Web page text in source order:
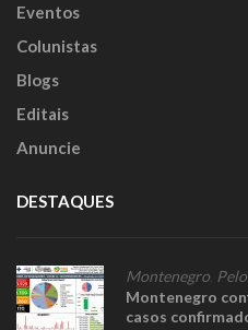
Eventos
Colunistas
Blogs
Editais
Anuncie
DESTAQUES
Montenegro
Montenegro
casos